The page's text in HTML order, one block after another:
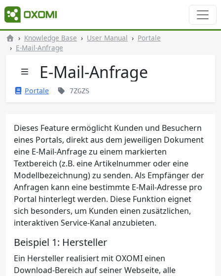
Knowledge Base User Manual
Portale
E-Mail-Anfrage
E-Mail-Anfrage
Portale 7ZGZS
Dieses Feature ermöglicht Kunden und Besuchern
eines Portals, direkt aus dem jeweiligen Dokument
eine E-Mail-Anfrage zu einem markierten
Textbereich (z.B. eine Artikelnummer oder eine
Modellbezeichnung) zu senden. Als Empfänger der
Anfragen kann eine bestimmte E-Mail-Adresse pro
Portal hinterlegt werden. Diese Funktion eignet
sich besonders, um Kunden einen zusätzlichen,
interaktiven Service-Kanal anzubieten.
Beispiel 1: Hersteller
Ein Hersteller realisiert mit OXOMI einen
Download-Bereich auf seiner Webseite, alle